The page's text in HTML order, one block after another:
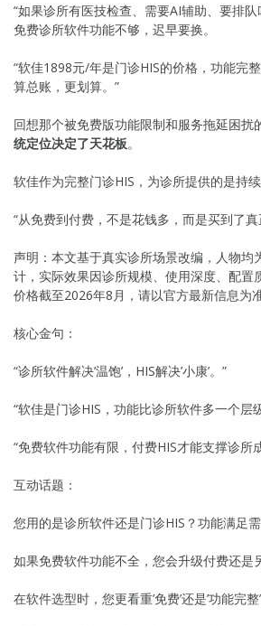
“如果诊所有医技检查、需要AI辅助、要排
免费诊所软件功能不够，迟早要换。
“软佳1898元/年是门诊HIS的价格，功能完
算总账，更划算。”
回想那个被免费版功能限制和服务拖延困扰
统定位决定了天花板。
软佳作为完整门诊HIS，为诊所提供的是持
“从免费到付费，不是花钱多，而是买到了
声明：本文基于真实诊所场景改编，人物均
计，实际效果因诊所规模、使用深度、配置
价格截至2026年8月，请以官方最新信息为准
核心金句：
“诊所软件解决’温饱’，HIS解决’小康’。”
“软佳是门诊HIS，功能比诊所软件多一个层
“免费软件功能有限，付费HIS才能支撑诊所
互动话题：
您用的是诊所软件还是门诊HIS？功能满足
如果免费软件功能不全，您会升级付费还是
在软件选型时，您更看重’免费’还是’功能完整